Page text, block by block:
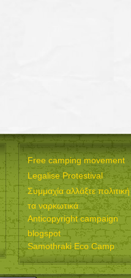
Free camping movement
Legalise Protestival
Συμμαχία αλλάξτε πολιτική
τα ναρκωτικά
Anticopyright campaign
blogspot
Samothraki Eco Camp